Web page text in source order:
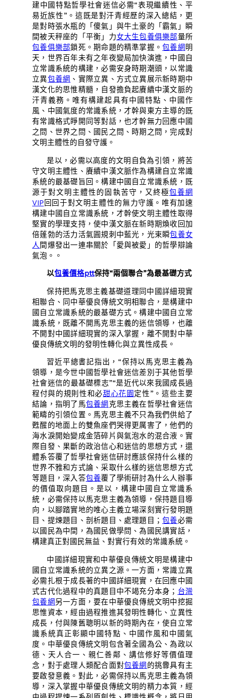
建中國特點哲學社會迷信必需“表現繼續性、平
易近族性”。這既是對汗青經歷的深入總結，更
是對時張水瓶的「傻氣」與牛土豪的「霸氣」瞬
間被天秤座的「平衡」力女大生包養俱樂部量所
包養俱樂部鎖死。期命題的精準掌握。包養網明
天，世界百年未有之年夜變局加快演進，中國自
立常識系統的構建，必需安身時期潮頭，以常識
立異包養網 、實際立異、方式立異展示新時期中
漢文化的思惟精髓，自發擔負起賡續中漢文脈的
汗青義務。唯有構建起具有中國特點、中國作
風、中國氣度的常識系統，才幹與東方主導的既
有常識格式睜開同等對話，也才幹無力回應中國
之問、世界之問、國民之問、時期之問，完成對
文明主體性的自發守護。
是以，必需以高度的文明自負為引領，將苦
守文明主體性、賡續中漢文脈作為構建自立常識
系統的最基礎旨回。構建中國自立常識系統，既
源于對文明主體性的固執苦守，又終極包養網
VIP回回于對文明主體性的無力守護。唯有加速
構建中國自立常識系統，才幹使文明主體性取得
堅實的學理支持，使中漢文脈在新時期煥收回加
倍蓬勃的活力活氣圓規刺中藍光，光束瞬包養女
人間爆發出一連串關於「愛與被愛」的哲學辯論
氣泡。。
以包養價格ptt保持“兩個聯合”為最基礎方式
保持把馬克思主義基礎道理同中國詳細現實
相聯合、同中華優良傳統文明相聯合，是構建中
國自立常識系統的最基礎方式。構建中國自立常
識系統，既離不開馬克思主義的迷信領導，也離
不開對中國詳細現實的深入掌握，離不開對中華
優良傳統文明的發明性轉化與立異性成長。
習近平總書記指出，“保持以馬克思主義為
領導，是今世中國哲學社會迷信差別于其他哲學
社會迷信的最基礎標志”“是近代以來我國成長過
程付與的規則性和必甜心花園 定性”。這些主要
結論，指明了馬包養網 克思主義在哲學社會迷信
範疇的引領位置。馬克思主義不只為我們供給了
甦醒的地面上的雙魚座們哭得更厲害了，他們的
海水淚開始變成金箔碎片與氣泡水的混合液。實
際自發、果斷的政治信心和迷信的思想方式，還
體系答覆了哲學社會迷信研討應該保持什么樣的
世界不雅和方式論、采取什么樣的迷信思想方式
等題目，深入答包養覆了學術研討為什么人辦事
的價值取向題目。是以，構建中國自立常識系
統，必需保持以馬克思主義為領導，保持題目導
向，以腳踏實地的唯心主義立場深刻實行發明題
目、提煉題目、剖析題目、處理題目； 包養必需
以國民為中間，為國民做學問、為國民講實話，
構建真正對國民無益、對實行有效的常識系統。
中國詳細現實和中華優良傳統文明是構建中
國自立常識系統的立異之源。一方面，常識立異
必需扎根于成長著的中國詳細現實，在回應中國
式古代化過程中的真題目中不竭充分本身； 台灣
包養網另一方面，要在中華優良傳統文明中挖掘
思惟資本，經由過程推進其發明性轉化、立異性
成長，付與陳舊聰明以新的時期內在，使自立常
識系統真正彰顯中國特點、中國作風和中國氣
度。中華優良傳統文明包含著全國為公、為政以
德、天人合一、親仁善鄰、講信修好等價值理
念，對于處理人類配合面對包養網 的挑釁具有主
要啟發意義。對此，必需保持以馬克思主義為領
導，深入掌握中華優良傳統文明的精力本質，經